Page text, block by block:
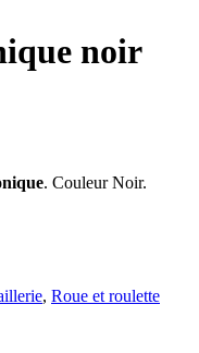
noir
. Couleur Noir.
, Roue et roulette